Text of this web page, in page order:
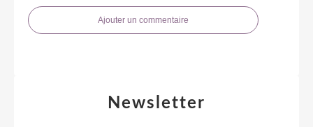
Ajouter un commentaire
Newsletter